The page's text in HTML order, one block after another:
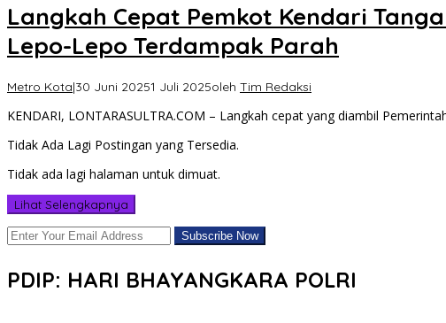
Langkah Cepat Pemkot Kendari
Lepo-Lepo Terdampak Parah
Metro Kota|30 Juni 20251 Juli 2025oleh Tim Redaksi
KENDARI, LONTARASULTRA.COM – Langkah cepat yang diambil
Tidak Ada Lagi Postingan yang Tersedia.
Tidak ada lagi halaman untuk dimuat.
Lihat Selengkapnya
PDIP: HARI BHAYANGKARA POLRI